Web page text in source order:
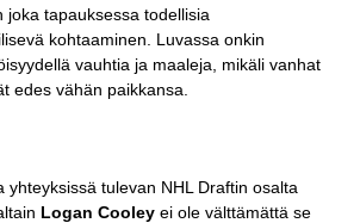
joka tapauksessa todellisia
kohtaaminen. Luvassa onkin
vauhtia ja maaleja, mikäli vanhat
edes vähän paikkansa.
yhteyksissä tulevan NHL Draftin osalta
Logan Cooley ei ole välttämättä se